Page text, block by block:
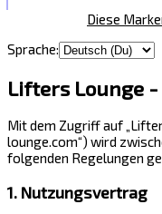
Diese
Sprache:
Lifters Lounge
Mit dem Zugriff auf
lounge.com“) wird
folgenden Regelungen
1. Nutzungsvertrag